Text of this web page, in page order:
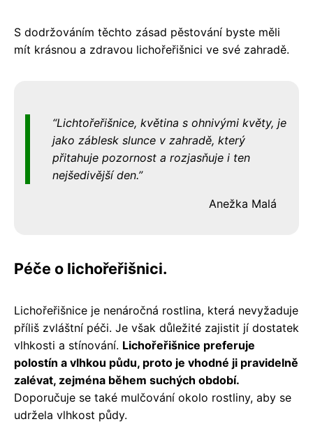
S dodržováním těchto zásad pěstování byste měli
mít krásnou a zdravou lichořeřišnici ve své zahradě.
Lichtořeřišnice, květina s ohnivými květy, je
jako záblesk slunce v zahradě, který
přitahuje pozornost a rozjasňuje i ten
nejšedivější den.
Anežka Malá
Péče o lichořeřišnici.
Lichořeřišnice je nenáročná rostlina, která nevyžaduje
příliš zvláštní péči. Je však důležité zajistit jí dostatek
vlhkosti a stínování. Lichořeřišnice preferuje
polostín a vlhkou půdu, proto je vhodné ji pravidelně
zalévat, zejména během suchých období.
Doporučuje se také mulčování okolo rostliny, aby se
udržela vlhkost půdy.